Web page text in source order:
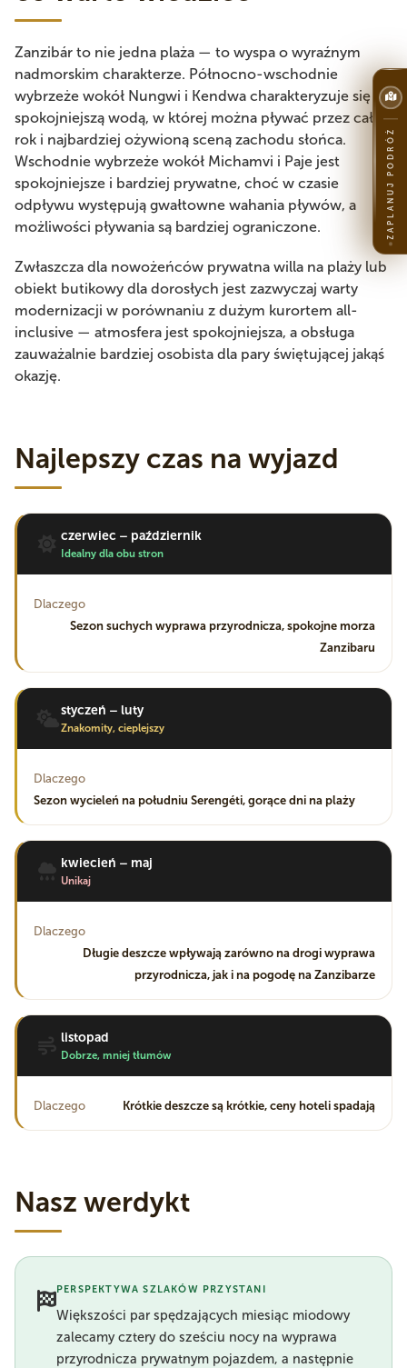
Zanzibár to nie jedna plaża — to wyspa o wyraźnym
nadmorskim charakterze. Północno-wschodnie
wybrzeże wokół Nungwi i Kendwa charakteryzuje się
spokojniejszą wodą, w której można pływać przez cały
rok i najbardziej ożywioną sceną zachodu słońca.
Wschodnie wybrzeże wokół Michamvi i Paje jest
spokojniejsze i bardziej prywatne, choć w czasie
odpływu występują gwałtowne wahania pływów, a
możliwości pływania są bardziej ograniczone.
Zwłaszcza dla nowożeńców prywatna willa na plaży lub
obiekt butikowy dla dorosłych jest zazwyczaj warty
modernizacji w porównaniu z dużym kurortem all-
inclusive — atmosfera jest spokojniejsza, a obsługa
zauważalnie bardziej osobista dla pary świętującej jakąś
okazję.
Najlepszy czas na wyjazd
czerwiec – październik
Idealny dla obu stron
Dlaczego
Sezon suchych wyprawa przyrodnicza, spokojne morza
Zanzibaru
styczeń – luty
Znakomity, cieplejszy
Dlaczego
Sezon wycieleń na południu Serengéti, gorące dni na plaży
kwiecień – maj
Unikaj
Dlaczego
Długie deszcze wpływają zarówno na drogi wyprawa
przyrodnicza, jak i na pogodę na Zanzibarze
listopad
Dobrze, mniej tłumów
Dlaczego Krótkie deszcze są krótkie, ceny hoteli spadają
Nasz werdykt
PERSPEKTYWA SZLAKÓW PRZYSTANI
Większości par spędzających miesiąc miodowy
zalecamy cztery do sześciu nocy na wyprawa
przyrodnicza prywatnym pojazdem, a następnie
ZAPLANUJ PODRÓŻ